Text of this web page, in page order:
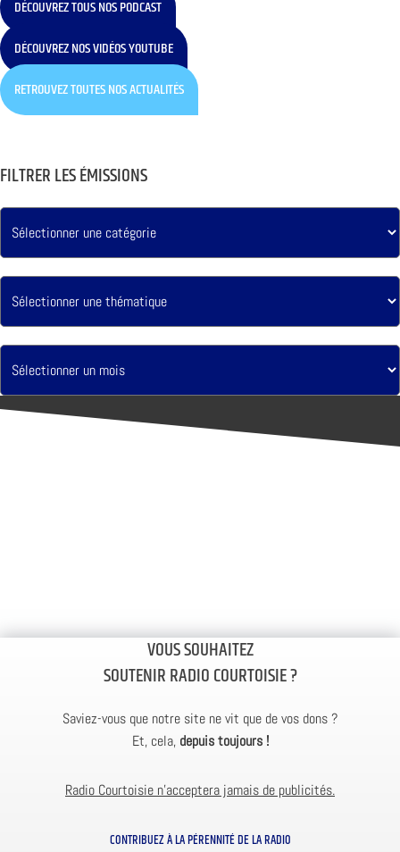
DÉCOUVREZ TOUS NOS PODCAST
DÉCOUVREZ NOS VIDÉOS YOUTUBE
RETROUVEZ TOUTES NOS ACTUALITÉS
FILTRER LES ÉMISSIONS
VOUS SOUHAITEZ
SOUTENIR RADIO COURTOISIE ?
Saviez-vous que notre site ne vit que de vos dons ?
Et, cela, depuis toujours !
Radio Courtoisie n’acceptera jamais de publicités.
CONTRIBUEZ À LA PÉRENNITÉ DE LA RADIO